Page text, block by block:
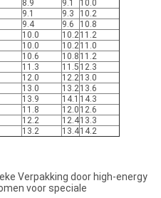
8.9 9.1
10.0
9.1 9.3
10.2
9.4 9.6
10.8
10.0 10.211.2
10.0 10.211.0
10.6 10.8 11.2
11.3 11.5 12.3
12.0 12.213.0
13.0 13.213.6
13.9 14.1 14.3
11.8 12.0 12.6
12.2 12.413.3
13.2 13.414.2
Verpakking door high-energy
voor speciale